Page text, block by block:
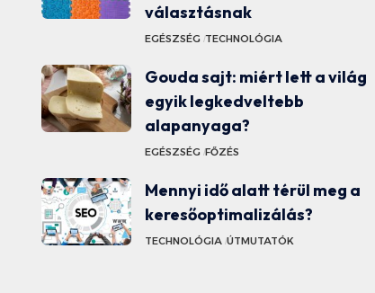
választásnak
EGÉSZSÉG TECHNOLÓGIA
Gouda sajt: miért lett a világ
egyik legkedveltebb
alapanyaga?
EGÉSZSÉG FŐZÉS
Mennyi idő alatt térül meg a
keresőoptimalizálás?
TECHNOLÓGIA ÚTMUTATÓK